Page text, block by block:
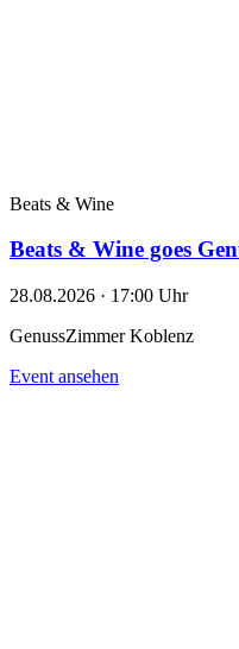
Beats & Wine
Beats & Wine goes
28.08.2026 · 17:00 Uhr
GenussZimmer Koblenz
Event ansehen